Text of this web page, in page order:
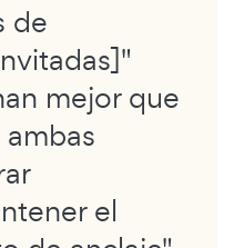
de
mejor que
el